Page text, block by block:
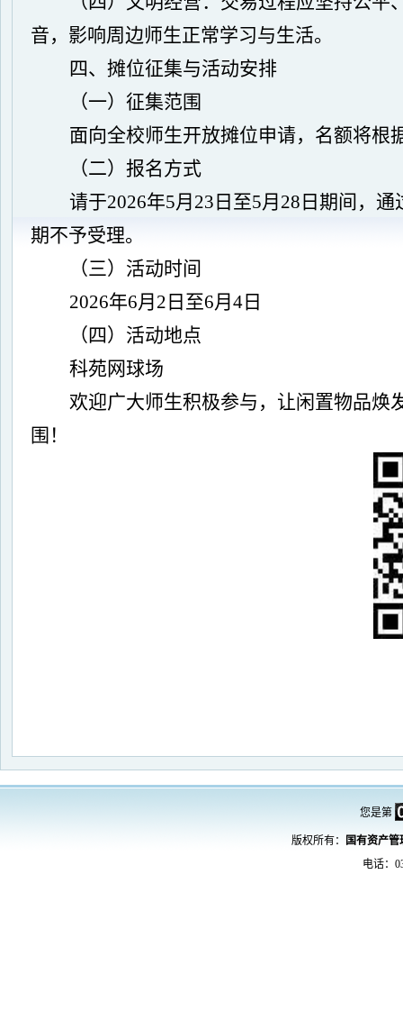
音，影响周边师生正常学习与生活。
四、摊位征集与活动安排
（一）征集范围
面向全校师生开放摊位申请，名额将根
（二）报名方式
请于2026年5月23日至5月28日期间，
期不予受理。
（三）活动时间
2026年6月2日至6月4日
（四）活动地点
科苑网球场
欢迎广大师生积极参与，让闲置物品焕
围！
您是第
版权所有：
国有资产
电话：